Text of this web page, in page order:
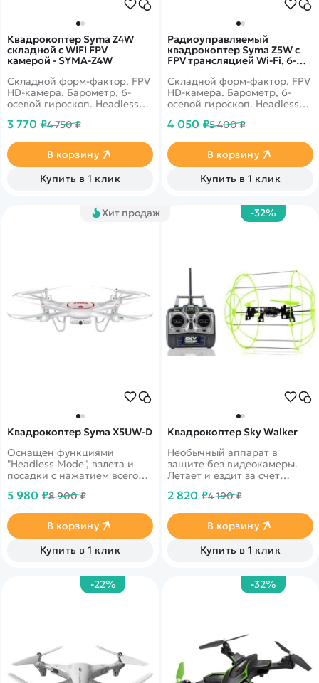
Квадрокоптер Syma Z4W
складной с WIFI FPV
камерой - SYMA-Z4W
Складной форм-фактор. FPV
HD-камера. Барометр, 6-
осевой гироскоп. Headless
по траектории, флипы 360°.
полета 9 минут.
3 770 ₽4 750 ₽
В корзину
Купить в 1 клик
Радиоуправляемый
квадрокоптер Syma Z5W с
FPV трансляцией Wi-Fi, 6-
Складной форм-фактор. FPV
HD-камера. Барометр, 6-
осевой гироскоп. Headless
Дальность 30 метров. Время
4 050 ₽5 400 ₽
В корзину
Купить в 1 клик
Хит продаж
Квадрокоптер Syma X5UW-D
Оснащен функциями
"Headless Mode", взлета и
посадки с нажатием всего
возможностью управления
5 980 ₽8 900 ₽
В корзину
Купить в 1 клик
-32%
Квадрокоптер Sky Walker
Необычный аппарат в
защите без видеокамеры.
Летает и ездит за счет
2 820 ₽4 190 ₽
В корзину
Купить в 1 клик
-22% -32%